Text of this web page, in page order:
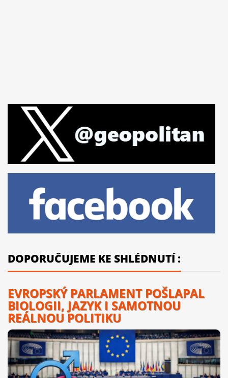
DOPORUČUJEME KE SHLÉDNUTÍ :
EVROPSKÝ PARLAMENT POŠLAPAL
BIOLOGII, JAZYK I SAMOTNOU
REÁLNOU POLITIKU